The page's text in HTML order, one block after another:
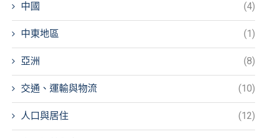
中國 (4)
中東地區 (1)
亞洲 (8)
交通、運輸與物流 (10)
人口與居住 (12)